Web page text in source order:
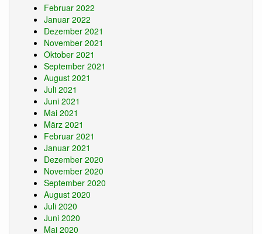
Februar 2022
Januar 2022
Dezember 2021
November 2021
Oktober 2021
September 2021
August 2021
Juli 2021
Juni 2021
Mai 2021
März 2021
Februar 2021
Januar 2021
Dezember 2020
November 2020
September 2020
August 2020
Juli 2020
Juni 2020
Mai 2020